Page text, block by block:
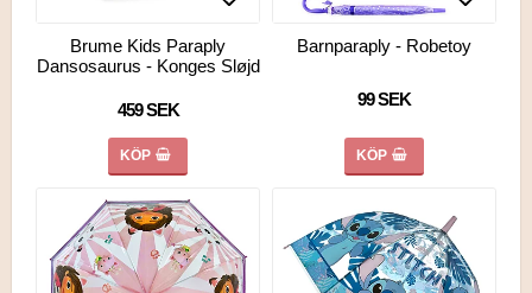
Lägg till i favoritlistan
Brume Kids Paraply
Dansosaurus - Konges Sløjd
459 SEK
KÖP
Lägg
Lägg
Barnparaply - Robetoy
99 SEK
KÖP